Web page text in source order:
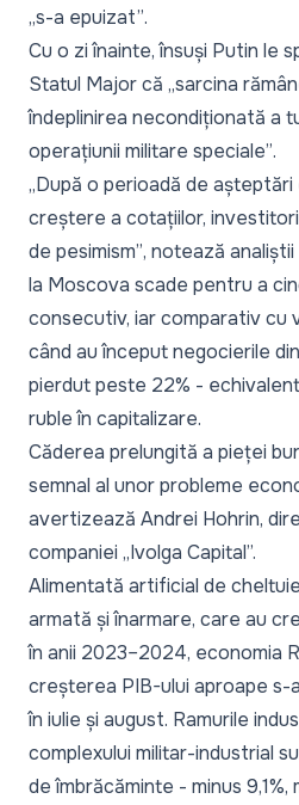
„s-a epuizat”.
Cu o zi înainte, însuși Putin le
Statul Major că „sarcina
îndeplinirea necondiționată a
operațiunii militare speciale”.
„După o perioadă de
creștere a cotațiilor,
de pesimism”, notează
la Moscova scade pentru a
consecutiv, iar comparativ cu
când au început negocierile
pierdut peste 22% -
ruble în capitalizare.
Căderea prelungită a pieței
semnal al unor probleme
avertizează Andrei Hohrin,
companiei „Ivolga Capital”.
Alimentată artificial de
armată și înarmare, care au
în anii 2023–2024, economia
creșterea PIB-ului aproape s-
în iulie și august. Ramurile
complexului militar-industrial
de îmbrăcăminte - minus 9,1%,